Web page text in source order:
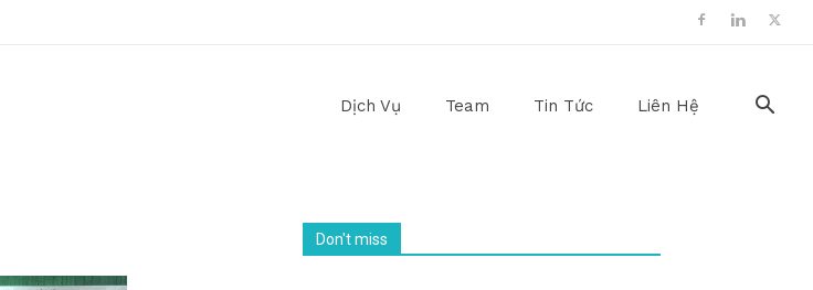
Dịch Vụ Team Tin Tức Liên Hệ
Don't miss